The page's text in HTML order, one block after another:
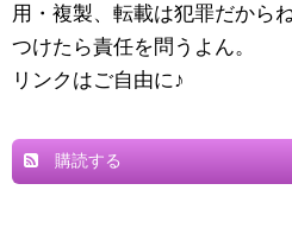
用・複製、転載は犯罪だから
つけたら責任を問うよん。
リンクはご自由に♪
購読する